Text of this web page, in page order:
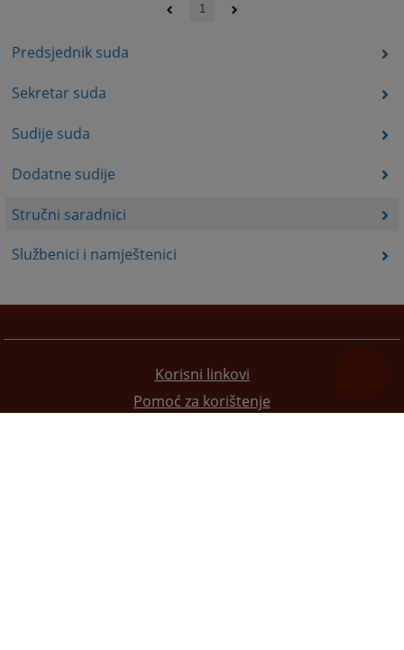
Predsjednik suda
Sekretar suda
Sudije suda
Dodatne sudije
Stručni saradnici
Službenici i namještenici
1
Korisni linkovi
Pomoć za korištenje